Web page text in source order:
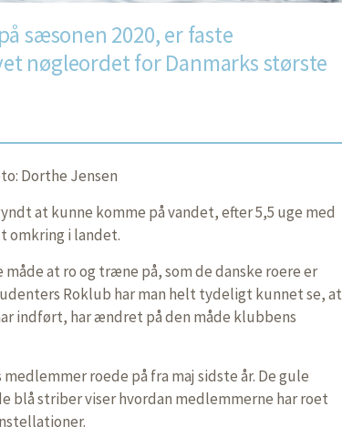
sæsonen 2020, er faste
nøgleordet for Danmarks største
Dorthe Jensen
at kunne komme på vandet, efter 5,5 uge med
omkring i landet.
at ro og træne på, som de danske roere er
Roklub har man helt tydeligt kunnet se, at
indført, har ændret på den måde klubbens
roede på fra maj sidste år. De gule
blå striber viser hvordan medlemmerne har roet